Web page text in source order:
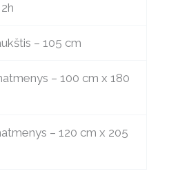
– 105 cm
– 100 cm x 180
– 120 cm x 205